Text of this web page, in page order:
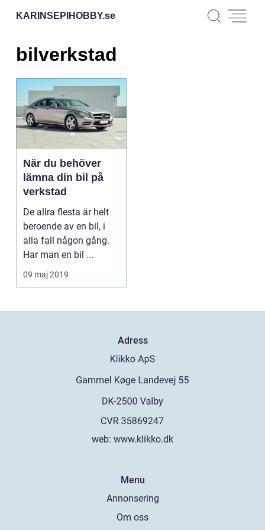
KARINSEPIHOBBY.se
bilverkstad
När du behöver
lämna din bil på
verkstad
De allra flesta är helt
beroende av en bil, i
alla fall någon gång.
Har man en bil ...
09 maj 2019
Adress
web: www.klikko.dk
Menu
Annonsering
Om oss